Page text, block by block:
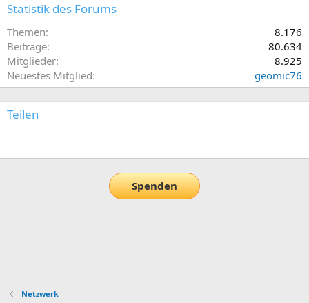
Statistik des Forums
Themen
8.176
Beiträge
80.634
Mitglieder
8.925
Neuestes Mitglied
geomic76
Teilen
Spenden
Netzwerk